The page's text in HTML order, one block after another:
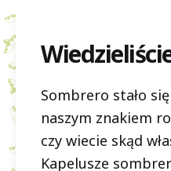
Sombrero stało
naszym znakiem
czy wiecie skąd
Kapelusze